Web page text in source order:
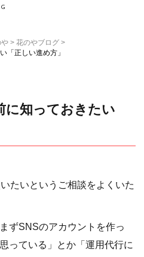
花のやブログ
「正しい進め方」
に知っておきたい
たいというご相談をよくいた
ずSNSのアカウントを作っ
っている」とか「運用代行に